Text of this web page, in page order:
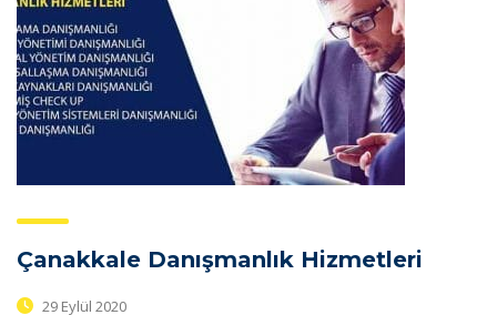
Çanakkale Danışmanlık Hizmetleri
29 Eylül 2020